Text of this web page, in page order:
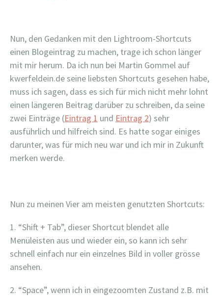
Nun, den Gedanken mit den Lightroom-Shortcuts
einen Blogeintrag zu machen, trage ich schon länger
mit mir herum. Da ich nun bei Martin Gommel auf
kwerfeldein.de seine liebsten Shortcuts gesehen habe,
muss ich sagen, dass es sich für mich nicht mehr lohnt
einen längeren Beitrag darüber zu schreiben, da seine
zwei Einträge (Eintrag 1 und Eintrag 2) sehr
ausführlich und hilfreich sind. Es hatte sogar einiges
darunter, was für mich neu war und ich mir in Zukunft
merken werde.
Nun zu meinen Vier am meisten genutzten Shortcuts:
1. “Shift + Tab”, dieser Shortcut blendet alle
Menüleisten aus und wieder ein, so kann ich sehr
schnell einfach nur ein einzelnes Bild in voller grösse
ansehen.
2. “Space”, wenn ich in eingezoomten Zustand z.B. mit